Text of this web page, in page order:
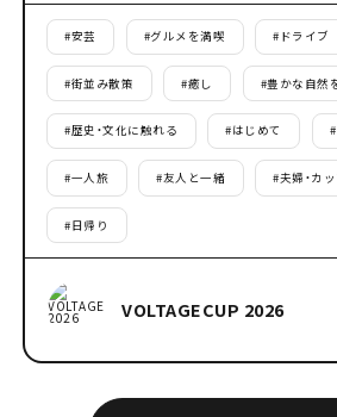
#安芸 #グルメを満喫 # ドライブ
#街並み散策 #癒し #豊かな自然
#歴史・文化に触れる #はじめて #
#一人旅 #友人と一緒 #夫婦・カ
#日帰り
VOLTAGECUP 2026